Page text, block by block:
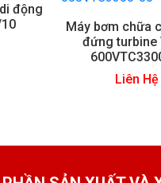
động
Máy bơm chữa
đứng turbine
Liên Hệ